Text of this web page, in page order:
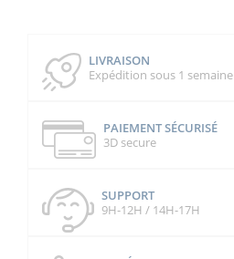
LIVRAISON
Expédition sous 1 semaine
PAIEMENT SÉCURISÉ
3D secure
SUPPORT
9H-12H / 14H-17H